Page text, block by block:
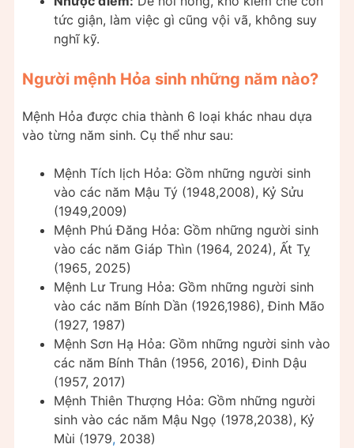
tức giận, làm việc gì cũng vội vã, không suy
nghĩ kỹ.
Người mệnh Hỏa sinh những năm nào?
Mệnh Hỏa được chia thành 6 loại khác nhau dựa
vào từng năm sinh. Cụ thể như sau:
Mệnh Tích lịch Hỏa: Gồm những người sinh
vào các năm Mậu Tý (1948,2008), Kỷ Sửu
(1949,2009)
Mệnh Phú Đăng Hỏa: Gồm những người sinh
vào các năm Giáp Thìn (1964, 2024), Ất Tỵ
(1965, 2025)
Mệnh Lư Trung Hỏa: Gồm những người sinh
vào các năm Bính Dần (1926,1986), Đinh Mão
(1927, 1987)
Mệnh Sơn Hạ Hỏa: Gồm những người sinh vào
các năm Bính Thân (1956, 2016), Đinh Dậu
(1957, 2017)
Mệnh Thiên Thượng Hỏa: Gồm những người
sinh vào các năm Mậu Ngọ (1978,2038), Kỷ
Mùi (1979, 2038)